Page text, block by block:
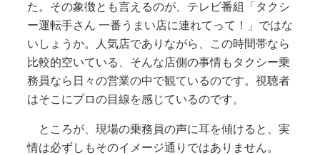
た。その象徴とも言えるのが、テレビ番組「タクシ
ー運転手さん 一番うまい店に連れてって！」ではな
いしょうか。人気店でありながら、この時間帯なら
比較的空いている、そんな店側の事情もタクシー乗
務員なら日々の営業の中で観ているのです。視聴者
はそこにプロの目線を感じているのです。
ところが、現場の乗務員の声に耳を傾けると、実
情は必ずしもそのイメージ通りではありません。